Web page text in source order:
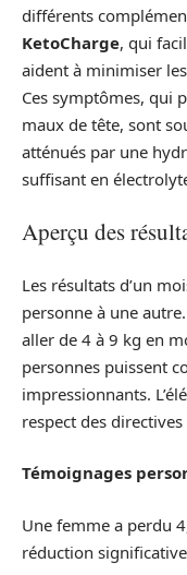
différents
KetoCharge, qui
aident à minimiser
Ces symptômes, qui
maux de tête, sont
atténués par une
suffisant en
Aperçu des
Les résultats d’un
personne à une
aller de 4 à 9 kg en
personnes puissent
impressionnants.
respect des
Témoignages
Une femme a perdu
réduction